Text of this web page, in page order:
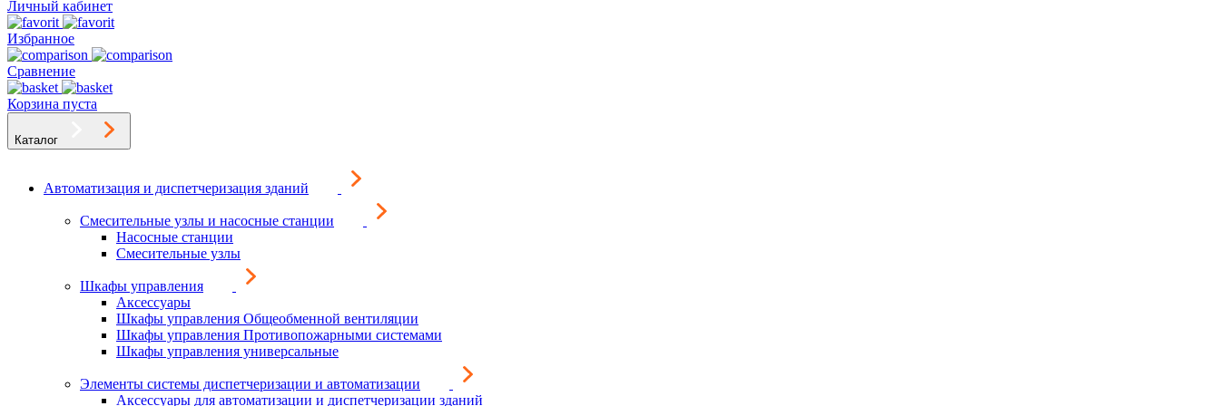
Личный кабинет
Избранное
Сравнение
Корзина пуста
Каталог
Автоматизация и диспетчеризация зданий
Смесительные узлы и насосные станции
Насосные станции
Смесительные узлы
Шкафы управления
Аксессуары
Шкафы управления Общеобменной вентиляции
Шкафы управления Противопожарными системами
Шкафы управления универсальные
Элементы системы диспетчеризации и автоматизации
Аксессуары для автоматизации и диспетчеризации зданий